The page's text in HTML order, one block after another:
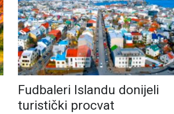
Fudbaleri Islandu donijeli
turistički procvat